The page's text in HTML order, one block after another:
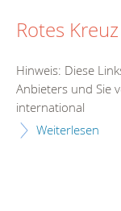
Rotes
Hinweis: Diese
Anbieters und Sie
international
Weiterlesen